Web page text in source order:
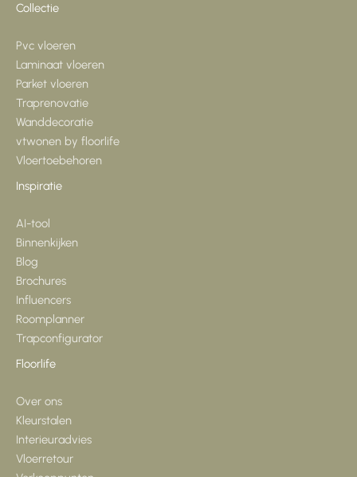
Collectie
Pvc vloeren
Laminaat vloeren
Parket vloeren
Traprenovatie
Wanddecoratie
vtwonen by floorlife
Vloertoebehoren
Inspiratie
AI-tool
Binnenkijken
Blog
Brochures
Influencers
Roomplanner
Trapconfigurator
Floorlife
Over ons
Kleurstalen
Interieuradvies
Vloerretour